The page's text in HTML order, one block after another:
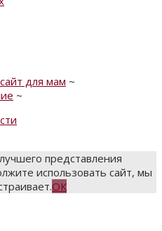
для мам ~
~
представления
использовать сайт, мы
ОК